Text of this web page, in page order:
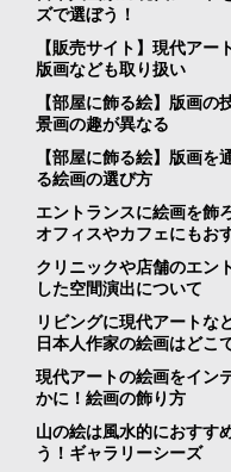
ズで選ぼう！
【販売サイト】現代アー
版画なども取り扱い
【部屋に飾る絵】版画
景画の趣が異なる
【部屋に飾る絵】版画を
る絵画の選び方
エントランスに絵画を飾
オフィスやカフェにもお
クリニックや店舗のエン
した空間演出について
リビングに現代アートな
日本人作家の絵画はどこ
現代アートの絵画をイン
かに！絵画の飾り方
山の絵は風水的におすす
う！ギャラリーシーズ